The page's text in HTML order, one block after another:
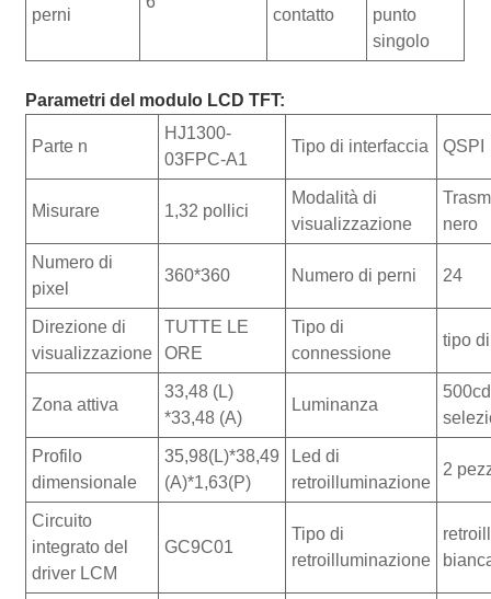
perni contatto
punto
singolo
Parametri del modulo LCD TFT:
Parte n
HJ1300-
03FPC-A1
Tipo di interfaccia QSPI
Misurare 1,32 pollici
Modalità di
visualizzazione
nero
Numero di
pixel
360*360 Numero di perni 24
Direzione di
visualizzazione
TUTTE LE
ORE
Tipo di
connessione
tipo
Zona attiva
33,48 (L)
*33,48 (A)
Luminanza
Profilo
dimensionale
35,98(L)*38,49
(A)*1,63(P)
Led di
retroilluminazione
2
Circuito
integrato del
driver LCM
GC9C01
Tipo di
retroilluminazione